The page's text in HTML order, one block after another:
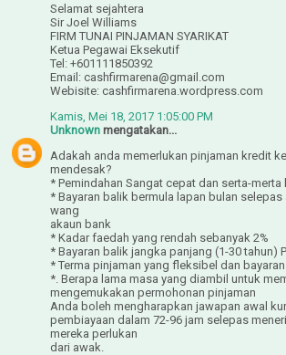
Selamat sejahtera
Sir Joel Williams
FIRM TUNAI PINJAMAN SYARIKAT
Ketua Pegawai Eksekutif
Tel: +601111850392
Email: cashfirmarena@gmail.com
Webisite: cashfirmarena.wordpress.com
Kamis, Mei 18, 2017 1:05:00 PM
Unknown mengatakan...
Adakah anda memerlukan pinjaman kredit
mendesak?
* Pemindahan Sangat cepat dan serta-merta
* Bayaran balik bermula lapan bulan
wang
akaun bank
* Kadar faedah yang rendah sebanyak 2%
* Bayaran balik jangka panjang (1-30 tahun)
* Terma pinjaman yang fleksibel dan
*. Berapa lama masa yang diambil untuk
mengemukakan permohonan pinjaman
Anda boleh mengharapkan jawapan awal
pembiayaan dalam 72-96 jam selepas
mereka perlukan
dari awak.